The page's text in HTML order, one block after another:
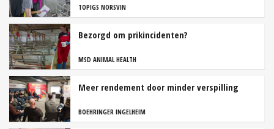
TOPIGS NORSVIN
Bezorgd om prikincidenten?
MSD ANIMAL HEALTH
Meer rendement door minder verspilling
BOEHRINGER INGELHEIM